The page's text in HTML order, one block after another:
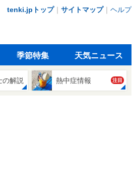
tenki.jpトップ｜ サイトマップ｜ ヘルプ
季節特集 天気ニュース
の解説 熱中症情報 注目